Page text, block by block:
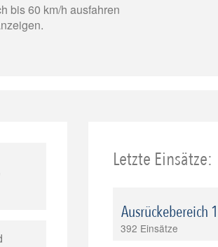
bis 60 km/h ausfahren
Letzte Einsätze:
Ausrückebereich 1
392 Einsätze